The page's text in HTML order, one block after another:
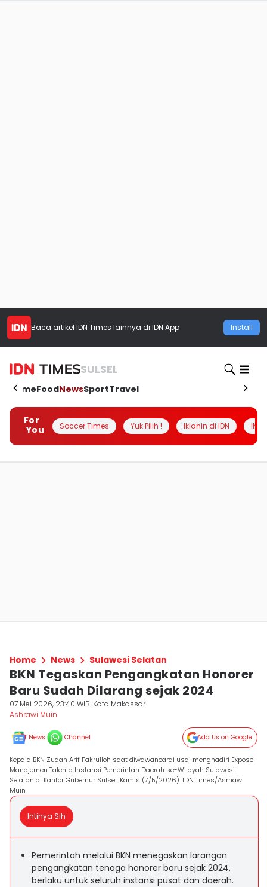
Baca artikel IDN Times lainnya di IDN App Install
SULSEL
HomeFoodNewsSportTravel
For
You
Soccer Times Yuk Pilih ! Iklanin di IDN
Home News Sulawesi Selatan
BKN Tegaskan Pengangkatan Honorer
Baru Sudah Dilarang sejak 2024
07 Mei 2026, 23:40 WIB Kota Makassar
Ashrawi Muin
News Channel Add Us on Google
Kepala BKN Zudan Arif Fakrulloh saat diwawancarai usai menghadiri Expose
Manajemen Talenta Instansi Pemerintah Daerah se-Wilayah Sulawesi
Selatan di Kantor Gubernur Sulsel, Kamis (7/5/2026). IDN Times/Asrhawi
Muin
Intinya Sih
Pemerintah melalui BKN menegaskan larangan
pengangkatan tenaga honorer baru sejak 2024,
berlaku untuk seluruh instansi pusat dan daerah.